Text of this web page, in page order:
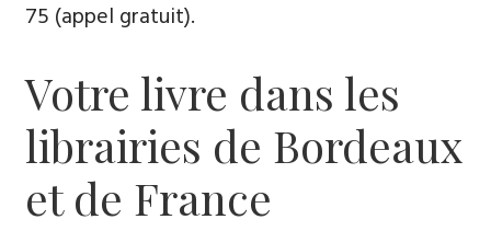
75 (appel gratuit).
Votre livre dans les
librairies de Bordeaux
et de France